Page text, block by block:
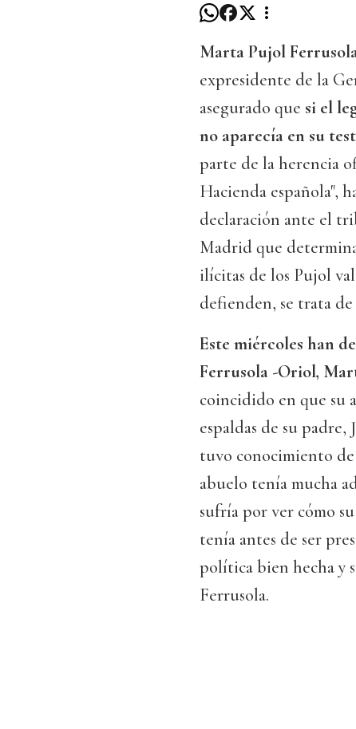
Marta Pujol
expresidente de la
asegurado que si el
no aparecía en su
parte de la herencia
Hacienda española",
declaración ante el
Madrid que
ilícitas de los Pujol
defienden, se trata
Este miércoles han
Ferrusola -Oriol,
coincidido en que su
espaldas de su
tuvo conocimiento
abuelo tenía mucha
sufría por ver cómo
tenía antes de ser
política bien hecha y
Ferrusola.